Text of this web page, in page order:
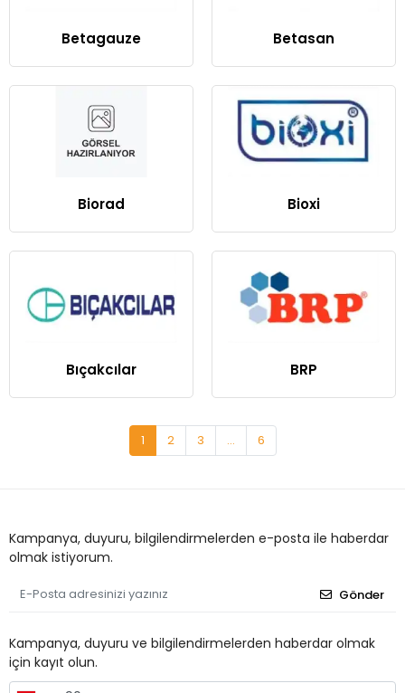
Betagauze Betasan
Biorad Bioxi
Bıçakcılar BRP
1 2 3 ... 6
Kampanya, duyuru, bilgilendirmelerden e-posta ile haberdar
olmak istiyorum.
Gönder
Kampanya, duyuru ve bilgilendirmelerden haberdar olmak
için kayıt olun.